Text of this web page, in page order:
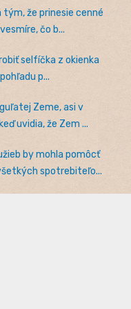
že prinesie cenné
čo b...
selfíčka z okienka
p...
Zeme, asi v
uvidia, že Zem ...
by mohla pomôcť
spotrebiteľo...